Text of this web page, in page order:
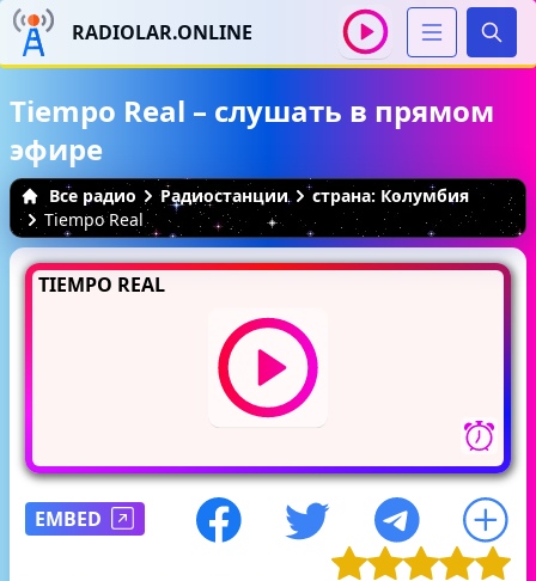
RADIOLAR.ONLINE
Tiempo Real – слушать в прямом
эфире
Все радио Радиостанции
страна: Колумбия
Tiempo Real
TIEMPO REAL
EMBED